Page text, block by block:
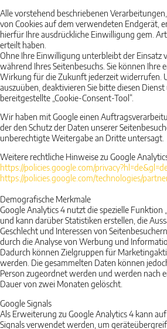
Alle vorstehend beschriebenen
von Cookies auf dem verwendeten Endgerät,
hierfür Ihre ausdrückliche Einwilligung gem.
erteilt haben.
Ohne Ihre Einwilligung unterbleibt der Einsatz
während Ihres Seitenbesuchs. Sie können
Wirkung für die Zukunft jederzeit widerrufen.
auszuüben, deaktivieren Sie bitte diesen
bereitgestellte „Cookie-Consent-Tool“.
Wir haben mit Google einen
der den Schutz der Daten unserer
unberechtigte Weitergabe an Dritte untersagt.
Weitere rechtliche Hinweise zu Google
https://policies.google.com/privacy?hl=de
https://policies.google.com/technologies/
Demografische Merkmale
Google Analytics 4 nutzt die spezielle Funktion
und kann darüber Statistiken erstellen, die
Geschlecht und Interessen von
durch die Analyse von Werbung und
Dadurch können Zielgruppen für
werden. Die gesammelten Daten können
Person zugeordnet werden und werden nach
Dauer von zwei Monaten gelöscht.
Google Signals
Als Erweiterung zu Google Analytics 4 kann
Signals verwendet werden, um